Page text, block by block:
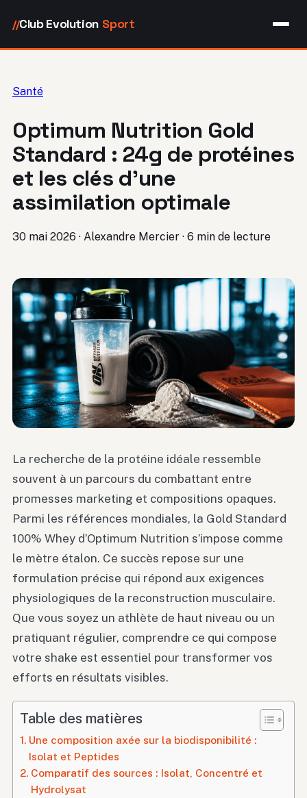
//Club Evolution Sport
Santé
Optimum Nutrition Gold
Standard : 24g de protéines
et les clés d’une
assimilation optimale
30 mai 2026 · Alexandre Mercier · 6 min de lecture
La recherche de la protéine idéale ressemble
souvent à un parcours du combattant entre
promesses marketing et compositions opaques.
Parmi les références mondiales, la Gold Standard
100% Whey d’Optimum Nutrition s’impose comme
le mètre étalon. Ce succès repose sur une
formulation précise qui répond aux exigences
physiologiques de la reconstruction musculaire.
Que vous soyez un athlète de haut niveau ou un
pratiquant régulier, comprendre ce qui compose
votre shake est essentiel pour transformer vos
efforts en résultats visibles.
Table des matières
Une composition axée sur la biodisponibilité :
Isolat et Peptides
Comparatif des sources : Isolat, Concentré et
Hydrolysat